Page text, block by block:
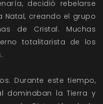
decidió rebelarse
Natal, creando el grupo
de Cristal. Muchas
totalitarista de los
Durante este tiempo,
dominaban la Tierra y